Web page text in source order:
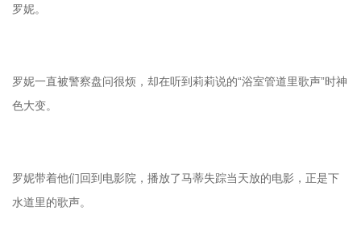
罗妮。
罗妮一直被警察盘问很烦，却在听到莉莉说的“浴室管道里歌声”时神
色大变。
罗妮带着他们回到电影院，播放了马蒂失踪当天放的电影，正是下
水道里的歌声。